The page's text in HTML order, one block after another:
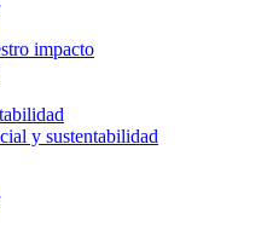
impacto
y sustentabilidad